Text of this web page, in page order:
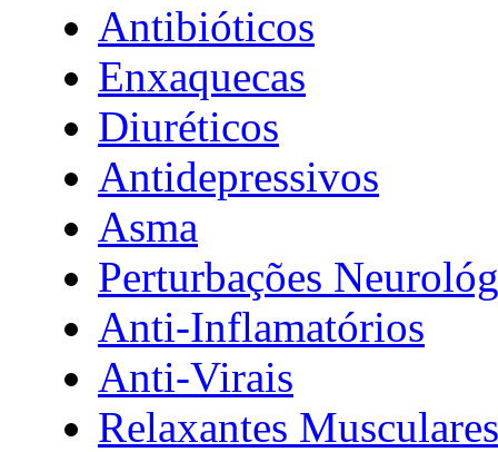
Antibióticos
Enxaquecas
Diuréticos
Antidepressivos
Asma
Perturbações
Anti-Inflamatórios
Anti-Virais
Relaxantes Musculares